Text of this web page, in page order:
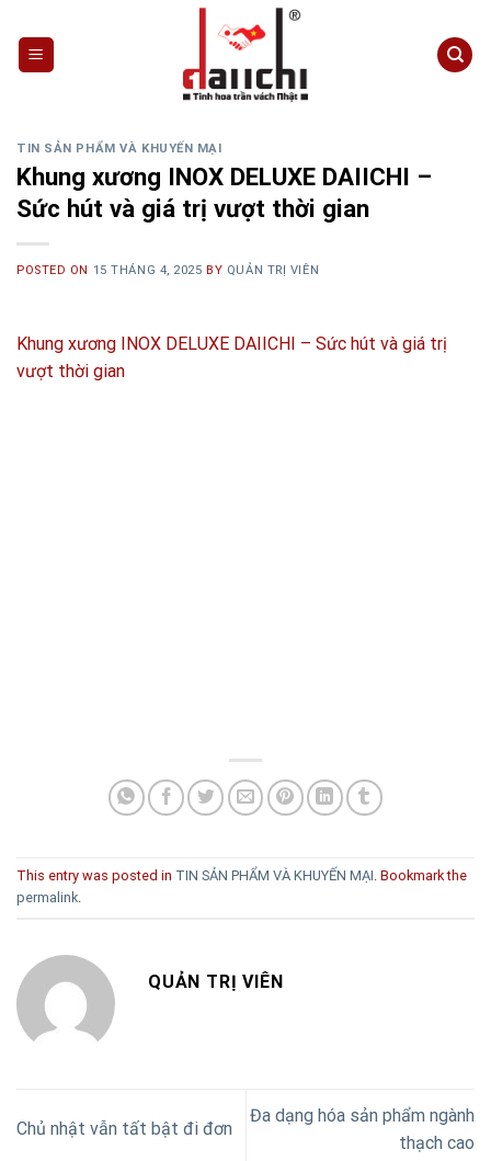
content
TIN SẢN PHẨM VÀ KHUYẾN MẠI
Khung xương INOX DELUXE DAIICHI –
Sức hút và giá trị vượt thời gian
POSTED ON 15 THÁNG 4, 2025 BY QUẢN TRỊ VIÊN
Khung xương INOX DELUXE DAIICHI – Sức hút và giá trị
vượt thời gian
This entry was posted in TIN SẢN PHẨM VÀ KHUYẾN MẠI . Bookmark the
permalink
QUẢN TRỊ VIÊN
Chủ nhật vẫn tất bật đi đơn
Đa dạng hóa sản phẩm ngành
thạch cao